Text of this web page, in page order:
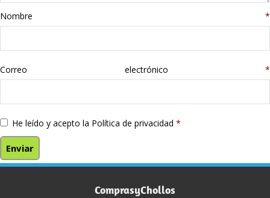
libros
Nombre *
Correo electrónico *
He leído y acepto la Política de privacidad *
ComprasyChollos